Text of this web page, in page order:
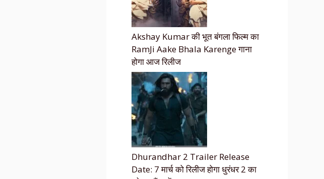
Akshay Kumar की भूत बंगला फिल्म का
RamJi Aake Bhala Karenge गाना
होगा आज रिलीज
Dhurandhar 2 Trailer Release
Date: 7 मार्च को रिलीज होगा धुरंधर 2 का